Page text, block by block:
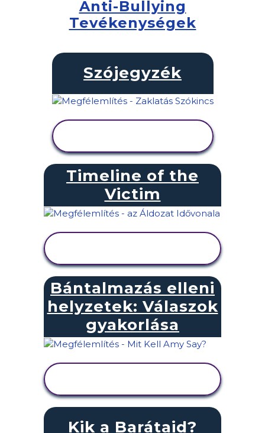
Anti-Bullying
Tevékenységek
Szójegyzék
Timeline of the
Victim
Bántalmazás elleni
helyzetek: Válaszok
gyakorlása
Kik a Barátaid?